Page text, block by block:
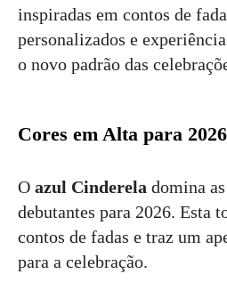
inspiradas em contos de
personalizados e
o novo padrão das
Cores em Alta para 2026
O azul Cinderela domina
debutantes para 2026. Esta
contos de fadas e traz um
para a celebração.